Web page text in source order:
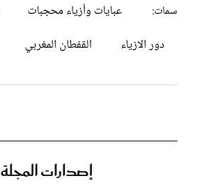
سمات:
عبايات وأزياء محجبات
دور الازياء
القفطان المغربي
إصدارات المجلة